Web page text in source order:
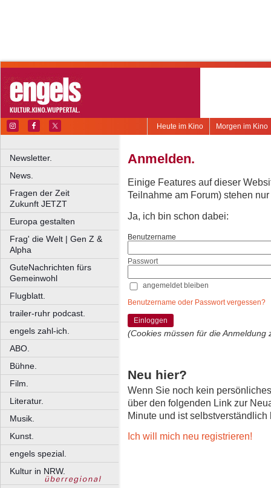
Morgen im Kino
Heute im Kino
Newsletter.
News.
Fragen der Zeit
Zukunft JETZT
Europa gestalten
Frag' die Welt | Gen Z &
Alpha
GuteNachrichten fürs
Gemeinwohl
Flugblatt.
trailer-ruhr podcast.
engels zahl-ich.
ABO.
Bühne.
Film.
Literatur.
Musik.
Kunst.
engels spezial.
Kultur in NRW.
Anmelden.
Einige Features auf dieser
Teilnahme am Forum) stehen
Ja, ich bin schon dabei:
Benutzername
Passwort
angemeldet bleiben
Benutzername oder Passwort vergessen?
Einloggen
(Cookies müssen für die Anmeldung
Neu hier?
Wenn Sie noch kein
über den folgenden Link zur
Minute und ist selbstverständlich
Ich will mich neu registrieren!